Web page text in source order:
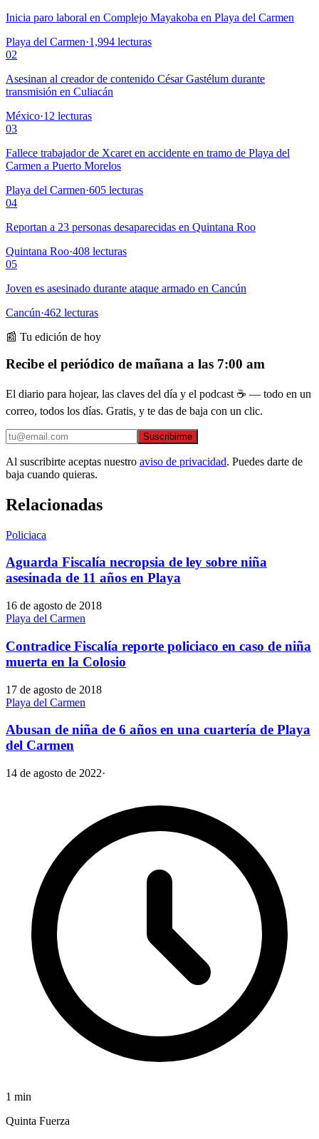
Inicia paro laboral en Complejo Mayakoba en Playa del Carmen
Playa del Carmen·1,994 lecturas
02
Asesinan al creador de contenido César Gastélum durante
transmisión en Culiacán
México·12 lecturas
03
Fallece trabajador de Xcaret en accidente en tramo de Playa del
Carmen a Puerto Morelos
Playa del Carmen·605 lecturas
04
Reportan a 23 personas desaparecidas en Quintana Roo
Quintana Roo·408 lecturas
05
Joven es asesinado durante ataque armado en Cancún
Cancún·462 lecturas
📰 Tu edición de hoy
Recibe el periódico de mañana a las 7:00 am
El diario para hojear, las claves del día y el podcast ☕ — todo en un
correo, todos los días. Gratis, y te das de baja con un clic.
Suscribirme
Al suscribirte aceptas nuestro aviso de privacidad. Puedes darte de
baja cuando quieras.
Relacionadas
Policiaca
Aguarda Fiscalía necropsia de ley sobre niña
asesinada de 11 años en Playa
16 de agosto de 2018
Playa del Carmen
Contradice Fiscalía reporte policiaco en caso de niña
muerta en la Colosio
17 de agosto de 2018
Playa del Carmen
Abusan de niña de 6 años en una cuartería de Playa
del Carmen
14 de agosto de 2022·
1 min
Quinta Fuerza